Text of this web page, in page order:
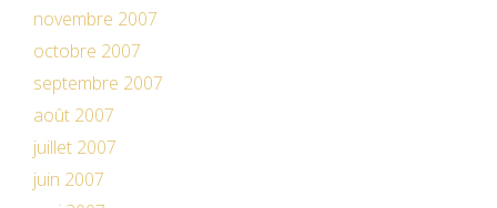
novembre 2007
octobre 2007
septembre 2007
août 2007
juillet 2007
juin 2007